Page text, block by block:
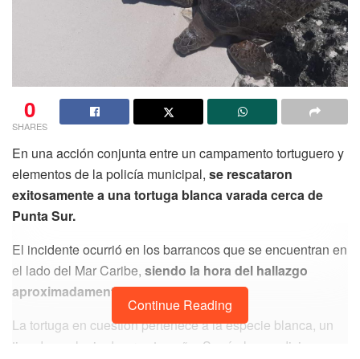
0
SHARES
En una acción conjunta entre un campamento tortuguero y
elementos de la policía municipal, se rescataron
exitosamente a una tortuga blanca varada cerca de
Punta Sur.
El incidente ocurrió en los barrancos que se encuentran en
el lado del Mar Caribe, siendo la hora del hallazgo
aproximadamente las 14:30.
La tortuga en cuestión pertenece a la especie blanca, un
tipo de quelonio de gran tamaño. Según las mediciones
Continue Reading